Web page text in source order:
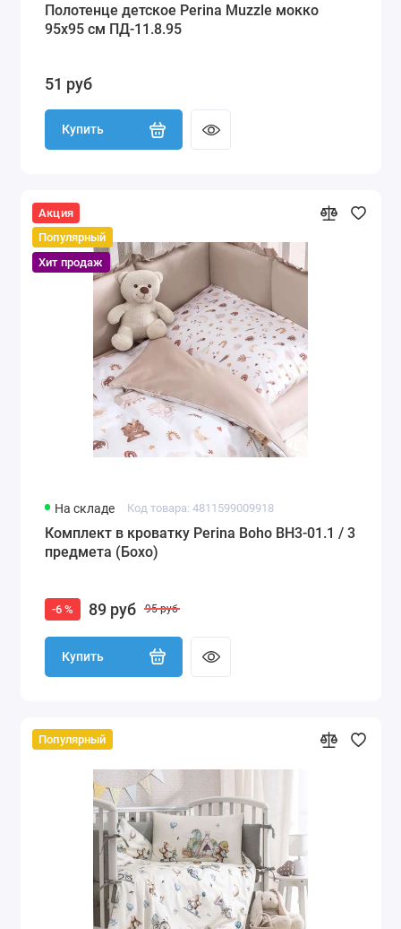
Полотенце детское Perina Muzzle мокко
95х95 см ПД-11.8.95
51 руб
Купить
Акция
Популярный
Хит продаж
На складе Код товара: 4811599009918
Комплект в кроватку Perina Boho BH3-01.1 / 3
предмета (Бохо)
-6 % 89 руб 95 руб
Купить
Популярный